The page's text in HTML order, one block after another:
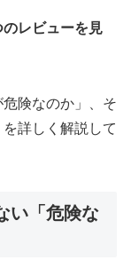
レビューを見
険なのか」、そ
詳しく解説して
い「危険な